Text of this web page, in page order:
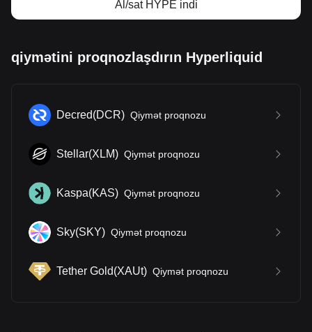
Al/sat HYPE indi
qiymətini proqnozlaşdırın Hyperliquid
Decred(DCR) Qiymət proqnozu
Stellar(XLM) Qiymət proqnozu
Kaspa(KAS) Qiymət proqnozu
Sky(SKY) Qiymət proqnozu
Tether Gold(XAUt) Qiymət proqnozu